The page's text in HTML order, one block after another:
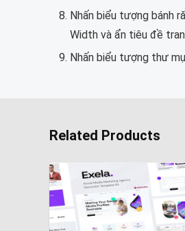
Nhấn biểu tượng bánh
Width và ẩn tiêu đề
Nhấn biểu tượng thư
Related Products